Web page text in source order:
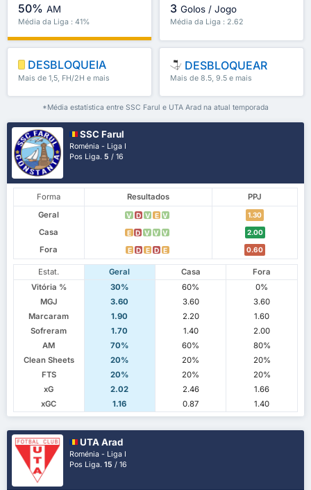
50% AM
Média da Liga : 41%
3 Golos / Jogo
Média da Liga : 2.62
DESBLOQUEIA
Mais de 1,5, FH/2H e mais
DESBLOQUEAR
Mais de 8.5, 9.5 e mais
*Média estatística entre SSC Farul e UTA Arad na atual temporada
SSC Farul
Roménia - Liga I
Pos Liga.5 / 16
Forma Resultados
PPJ
Geral
V D V E V 1.30
Casa E D V V V 2.00
Fora E D E D E 0.60
Estat. Geral Casa
Fora
Vitória %
30% 60%
0%
MGJ
3.60 3.60
3.60
Marcaram
1.90 2.20
1.60
Sofreram
1.70 1.40
2.00
AM
70% 60%
80%
Clean Sheets
20% 20%
20%
FTS
20% 20%
20%
xG
2.02 2.46
1.66
xGC
1.16 0.87 1.40
UTA Arad
Roménia - Liga I
Pos Liga.15 / 16